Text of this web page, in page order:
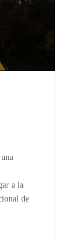
a la
de